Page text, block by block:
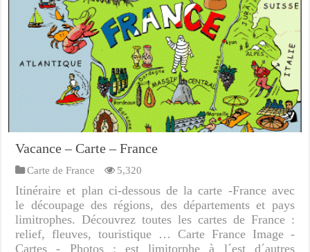
Vacance – Carte – France
Carte de France 5,320
Itinéraire et plan ci-dessous de la carte -France avec
le découpage des régions, des départements et pays
limitrophes. Découvrez toutes les cartes de France :
relief, fleuves, touristique … Carte France Image -
Cartes - Photos : est limitorphe à l´est d´autres